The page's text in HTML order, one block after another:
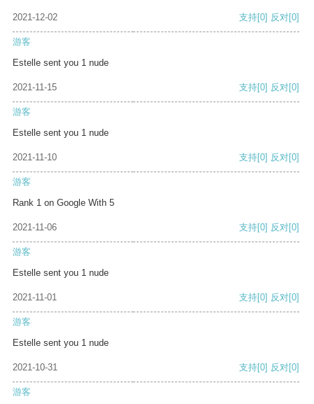
2021-12-02 支持[0] 反对[0]
游客
Estelle sent you 1 nude
2021-11-15 支持[0] 反对[0]
游客
Estelle sent you 1 nude
2021-11-10 支持[0] 反对[0]
游客
Rank 1 on Google With 5
2021-11-06 支持[0] 反对[0]
游客
Estelle sent you 1 nude
2021-11-01 支持[0] 反对[0]
游客
Estelle sent you 1 nude
2021-10-31 支持[0] 反对[0]
游客